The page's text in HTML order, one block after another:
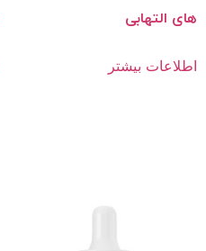
های التهابی
اطلاعات بیشتر